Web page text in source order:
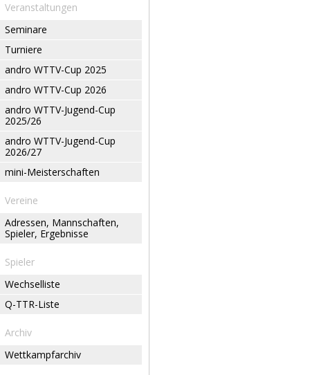
Veranstaltungen
Seminare
Turniere
andro WTTV-Cup 2025
andro WTTV-Cup 2026
andro WTTV-Jugend-Cup
2025/26
andro WTTV-Jugend-Cup
2026/27
mini-Meisterschaften
Vereine
Adressen, Mannschaften,
Spieler, Ergebnisse
Spieler
Wechselliste
Q-TTR-Liste
Archiv
Wettkampfarchiv